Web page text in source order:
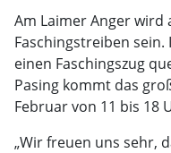
Am Laimer Anger wird
Faschingstreiben sein.
einen Faschingszug
Pasing kommt das
Februar von 11 bis 18
„Wir freuen uns sehr,